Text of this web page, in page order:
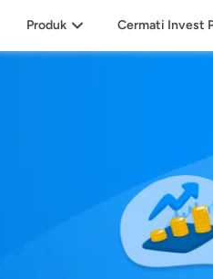
Produk Cermati Invest